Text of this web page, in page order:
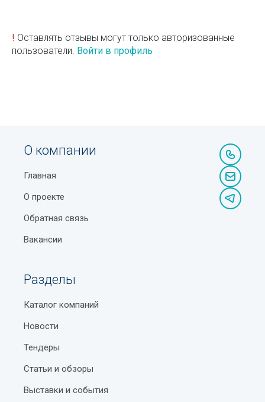
! Оставлять отзывы могут только авторизованные
пользователи. Войти в профиль
О компании
Главная
О проекте
Обратная связь
Вакансии
Разделы
Каталог компаний
Новости
Тендеры
Статьи и обзоры
Выставки и события